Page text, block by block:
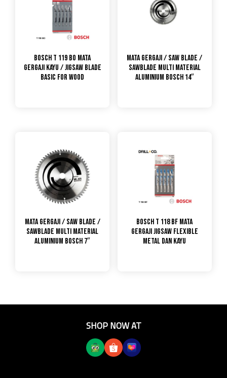
Bosch T 119 BO Mata
Gergaji Kayu / Jigsaw Blade
Basic for Wood
Mata Gergaji / Saw Blade /
Sawblade Multi Material
Aluminium Bosch 14″
Mata Gergaji / Saw Blade /
Sawblade Multi Material
Aluminium Bosch 7″
Bosch T 118 BF Mata
Gergaji Jigsaw Flexible
Metal dan Kayu
SHOP NOW AT